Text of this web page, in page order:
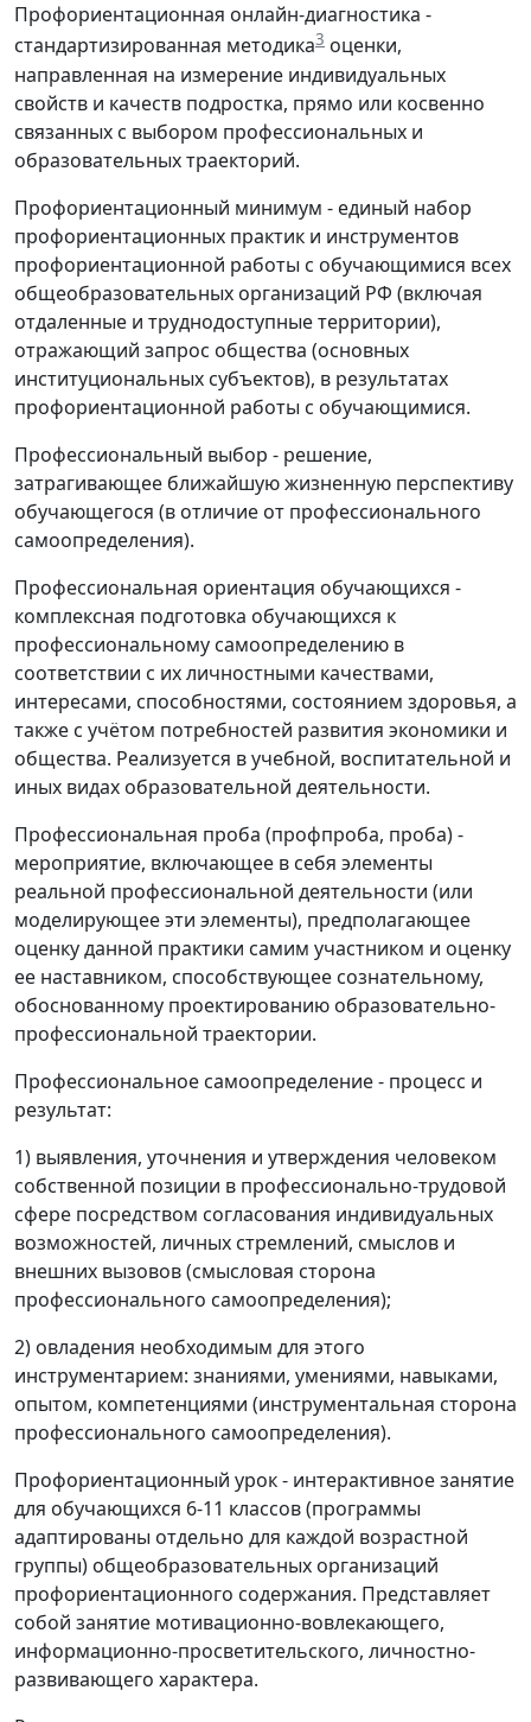
Профориентационная онлайн-диагностика -
стандартизированная методика3 оценки,
направленная на измерение индивидуальных
свойств и качеств подростка, прямо или косвенно
связанных с выбором профессиональных и
образовательных траекторий.
Профориентационный минимум - единый набор
профориентационных практик и инструментов
профориентационной работы с обучающимися всех
общеобразовательных организаций РФ (включая
отдаленные и труднодоступные территории),
отражающий запрос общества (основных
институциональных субъектов), в результатах
профориентационной работы с обучающимися.
Профессиональный выбор - решение,
затрагивающее ближайшую жизненную перспективу
обучающегося (в отличие от профессионального
самоопределения).
Профессиональная ориентация обучающихся -
комплексная подготовка обучающихся к
профессиональному самоопределению в
соответствии с их личностными качествами,
интересами, способностями, состоянием здоровья, а
также с учётом потребностей развития экономики и
общества. Реализуется в учебной, воспитательной и
иных видах образовательной деятельности.
Профессиональная проба (профпроба, проба) -
мероприятие, включающее в себя элементы
реальной профессиональной деятельности (или
моделирующее эти элементы), предполагающее
оценку данной практики самим участником и оценку
ее наставником, способствующее сознательному,
обоснованному проектированию образовательно-
профессиональной траектории.
Профессиональное самоопределение - процесс и
результат:
1) выявления, уточнения и утверждения человеком
собственной позиции в профессионально-трудовой
сфере посредством согласования индивидуальных
возможностей, личных стремлений, смыслов и
внешних вызовов (смысловая сторона
профессионального самоопределения);
2) овладения необходимым для этого
инструментарием: знаниями, умениями, навыками,
опытом, компетенциями (инструментальная сторона
профессионального самоопределения).
Профориентационный урок - интерактивное занятие
для обучающихся 6-11 классов (программы
адаптированы отдельно для каждой возрастной
группы) общеобразовательных организаций
профориентационного содержания. Представляет
собой занятие мотивационно-вовлекающего,
информационно-просветительского, личностно-
развивающего характера.